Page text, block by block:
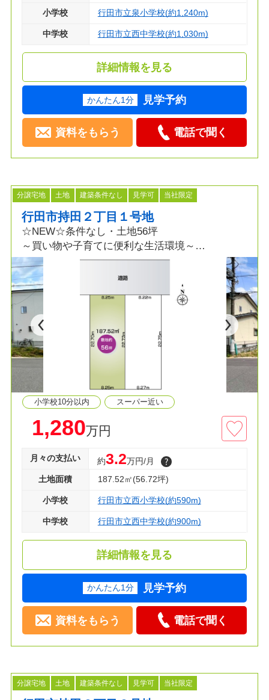
◇資料請求・見学のご予約等お気軽にお問い合わ
せください！◇
小学校 行田市立泉小学校(約1,240m)
中学校 行田市立西中学校(約1,030m)
詳細情報を見る
かんたん1分 見学予約
資料をもらう 電話で聞く
分譲宅地 土地 建築条件なし 見学可 当社限定
行田市持田２丁目１号地
☆NEW☆条件なし・土地56坪
～買い物や子育てに便利な生活環境～
≫ポイント
・土地56坪 ・閑静な住宅街
・建築条件なし ・お家を建てても駐車スペース
が確保できる広さ
≫生活環境
・「持田駅」徒歩11分 ・持田保育園 徒歩９
・くじら公園 徒歩４分 ・ウエルシア 徒歩６
分
・ベルク 徒歩9分 ・ローソン 徒歩9分
わせください‼
小学校10分以内 スーパー近い
1,280万円
月々の支払い 約3.2万円/月
土地面積 187.52㎡(56.72坪)
小学校 行田市立西小学校(約590m)
中学校 行田市立西中学校(約900m)
詳細情報を見る
かんたん1分 見学予約
資料をもらう 電話で聞く
分譲宅地 土地 建築条件なし 見学可 当社限定